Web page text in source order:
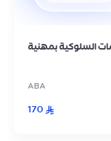
السلوكية بمهنية
ABA
170